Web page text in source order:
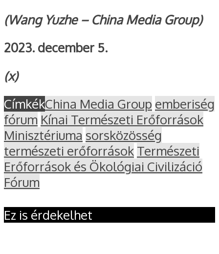
(Wang Yuzhe – China Media Group)
2023. december 5.
(x)
CímkékChina Media Group emberiség
fórum Kínai Természeti Erőforrások
Minisztériuma sorsközösség
természeti erőforrások Természeti
Erőforrások és Ökológiai Civilizáció
Fórum
Ez is érdekelhet